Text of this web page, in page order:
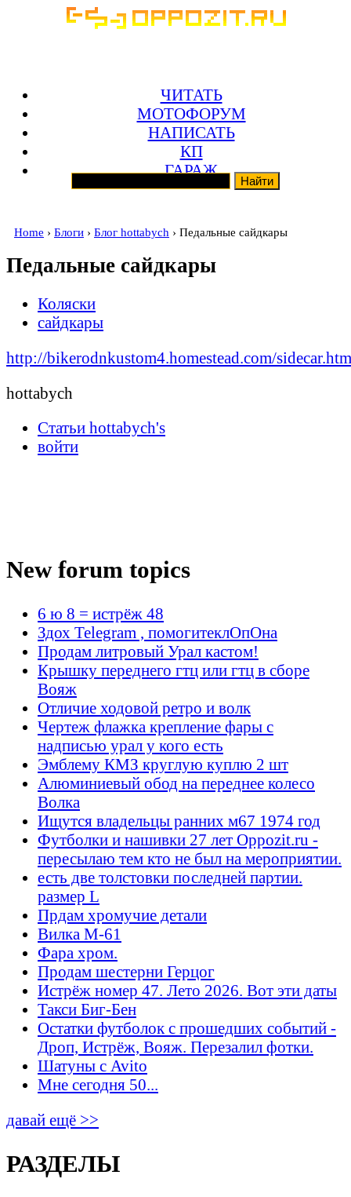
ЧИТАТЬ
МОТОФОРУМ
НАПИСАТЬ
КП
ГАРАЖ
Home › Блоги › Блог hottabych › Педальные сайдкары
Педальные сайдкары
Коляски
сайдкары
http://bikerodnkustom4.homestead.com/
hottabych
Статьи hottabych's
войти
New forum topics
6 ю 8 = истрёж 48
Здох Telegram , помогитеклОпОна
Продам литровый Урал кастом!
Крышку переднего гтц или гтц в сборе
Вояж
Отличие ходовой ретро и волк
Чертеж флажка крепление фары с
надписью урал у кого есть
Эмблему КМЗ круглую куплю 2 шт
Алюминиевый обод на переднее колесо
Волка
Ищутся владельцы ранних м67 1974 год
Футболки и нашивки 27 лет Oppozit.ru -
пересылаю тем кто не был на мероприятии.
есть две толстовки последней партии.
размер L
Прдам хромучие детали
Вилка М-61
Фара хром.
Продам шестерни Герцог
Истрёж номер 47. Лето 2026. Вот эти даты
Такси Биг-Бен
Остатки футболок с прошедших событий -
Дроп, Истрёж, Вояж. Перезалил фотки.
Шатуны с Avito
Мне сегодня 50...
давай ещё >>
РАЗДЕЛЫ